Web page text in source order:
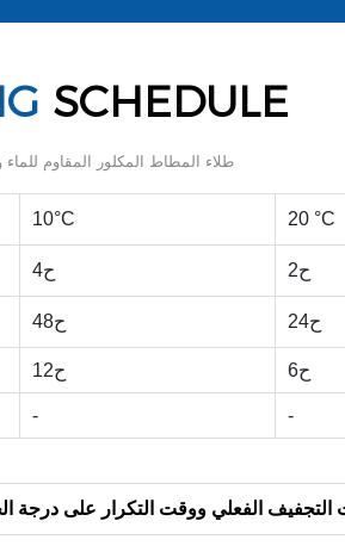
SCHEDULE
10°C 20 °C
ح4 ح2
ح48 ح24
ح12 ح6
- -